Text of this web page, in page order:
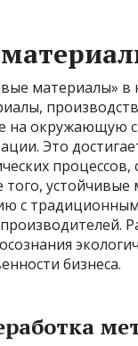
материалы» в
на окружающую
Это
того,
с
бизнеса.